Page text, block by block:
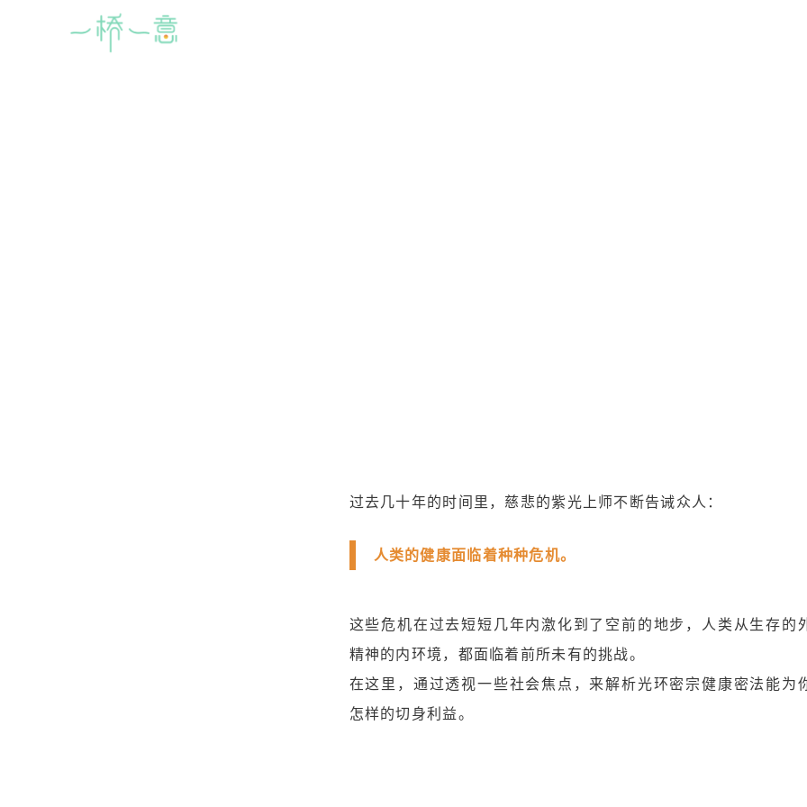
过去几十年的时间里，慈悲的紫光上师不断告诫众人：
人类的健康面临着种种危机。
这些危机在过去短短几年内激化到了空前的地步，人类从生存的
精神的内环境，都面临着前所未有的挑战。
在这里，通过透视一些社会焦点，来解析光环密宗健康密法能为
怎样的切身利益。